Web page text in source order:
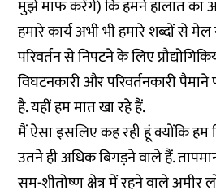
मुझे माफ करेंगे) कि हमने हालात का
हमारे कार्य अभी भी हमारे शब्दों से
परिवर्तन से निपटने के लिए
विघटनकारी और परिवर्तनकारी
है. यहीं हम मात खा रहे हैं.
मैं ऐसा इसलिए कह रही हूं क्योंकि हम
उतने ही अधिक बिगड़ने वाले हैं.
सम-शीतोष्ण क्षेत्र में रहने वाले अमीर